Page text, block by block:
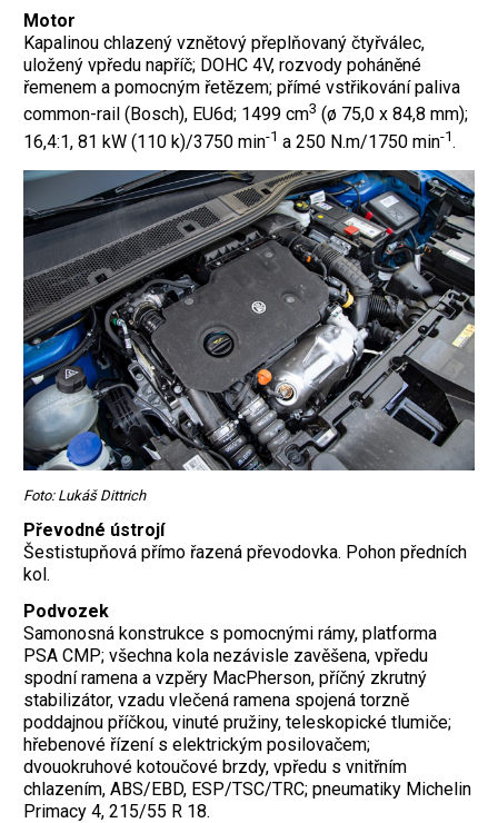
Motor
Kapalinou chlazený vznětový přeplňovaný čtyřválec,
uložený vpředu napříč; DOHC 4V, rozvody poháněné
řemenem a pomocným řetězem; přímé vstřikování paliva
common-rail (Bosch), EU6d; 1499 cm3 (ø 75,0 x 84,8 mm);
16,4:1, 81 kW (110 k)/3750 min-1 a 250 N.m/1750 min-1.
Foto: Lukáš Dittrich
Převodné ústrojí
Šestistupňová přímo řazená převodovka. Pohon předních
kol.
Podvozek
Samonosná konstrukce s pomocnými rámy, platforma
PSA CMP; všechna kola nezávisle zavěšena, vpředu
spodní ramena a vzpěry MacPherson, příčný zkrutný
stabilizátor, vzadu vlečená ramena spojená torzně
poddajnou příčkou, vinuté pružiny, teleskopické tlumiče;
hřebenové řízení s elektrickým posilovačem;
dvouokruhové kotoučové brzdy, vpředu s vnitřním
chlazením, ABS/EBD, ESP/TSC/TRC; pneumatiky Michelin
Primacy 4, 215/55 R 18.